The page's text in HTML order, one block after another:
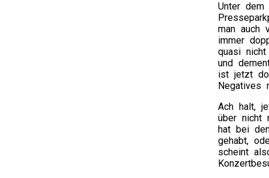
Unter dem
man auch
immer
quasi
und
ist jetzt
Negatives
Ach halt,
über nicht
hat bei
gehabt,
scheint